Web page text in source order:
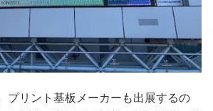
プリント基板メーカーも出展するの